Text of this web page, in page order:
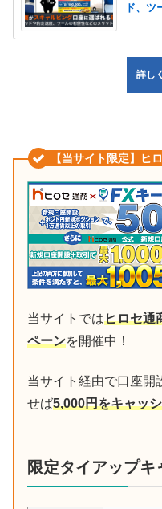
ド、ツ
詳し
【当サイト限定】ヒ
当サイトではヒロセ通
ペーンを開催中！
当サイト経由で口座開
せば5,000円をキャッ
限定タイアップ